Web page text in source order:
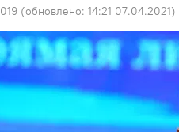
(обновлено: 14:21 07.04.2021)